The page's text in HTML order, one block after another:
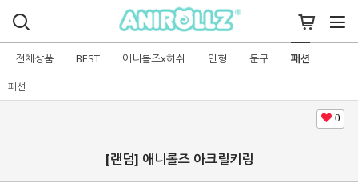
전체상품 BEST 애니롤즈x허쉬 인형 문구 패션
패션
0
[랜덤] 애니롤즈 아크릴키링